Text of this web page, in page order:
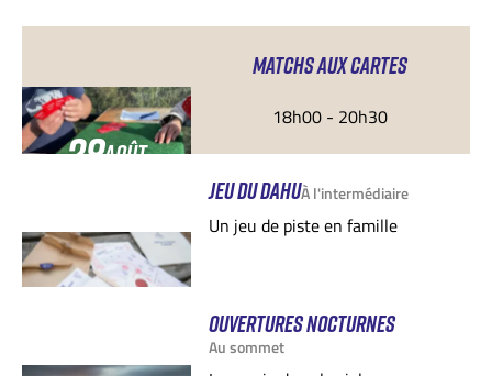
28AOÛT
MATCHS AUX CARTES
18h00 - 20h30
JEU DU DAHUÀ l'intermédiaire
Un jeu de piste en famille
OUVERTURES NOCTURNES
Au sommet